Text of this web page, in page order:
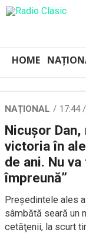
HOME
NAȚIONAL 17:44
Nicuşor
victoria în
de ani. Nu
împreună”
Preşedintele ales
sâmbătă seară un
cetăţenii, la scurt